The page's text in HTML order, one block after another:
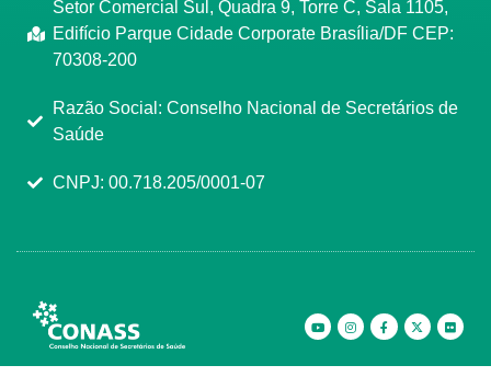
Setor Comercial Sul, Quadra 9, Torre C, Sala 1105,
Edifício Parque Cidade Corporate Brasília/DF CEP:
70308-200
Razão Social: Conselho Nacional de Secretários de
Saúde
CNPJ: 00.718.205/0001-07